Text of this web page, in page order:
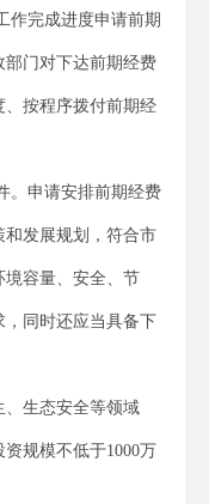
作完成进度申请前期
门对下达前期经费
按程序拨付前期经
。申请安排前期经费
和发展规划，符合市
境容量、安全、节
同时还应当具备下
、生态安全等领域
规模不低于1000万